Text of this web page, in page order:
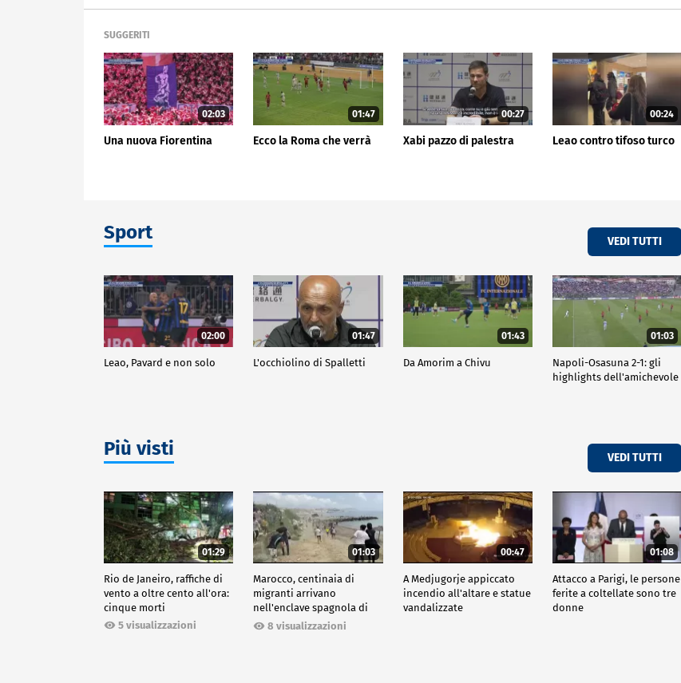
SUGGERITI
02:03
Una nuova Fiorentina
01:47
Ecco la Roma che verrà
00:27
Xabi pazzo di palestra
00:24
Leao contro tifoso turco
Sport VEDI TUTTI
02:00
Leao, Pavard e non solo
01:47
L'occhiolino di Spalletti
01:43
Da Amorim a Chivu
01:03
Napoli-Osasuna 2-1: gli
highlights dell'amichevole
Più visti VEDI TUTTI
01:29
Rio de Janeiro, raffiche di
vento a oltre cento all'ora:
cinque morti
5 visualizzazioni
01:03
Marocco, centinaia di
migranti arrivano
nell'enclave spagnola di
Ceuta8 visualizzazioni
00:47
A Medjugorje appiccato
incendio all'altare e statue
vandalizzate
01:08
Attacco a Parigi, le persone
ferite a coltellate sono tre
donne